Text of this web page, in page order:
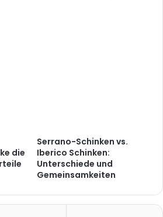
die
Serrano-Schinken vs.
Iberico Schinken:
Unterschiede und
Gemeinsamkeiten